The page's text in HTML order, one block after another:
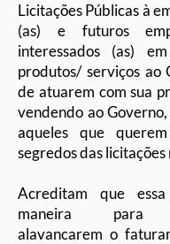
Licitações Públicas à
(as) e futuros
interessados (as)
produtos/ serviços ao
de atuarem com sua
vendendo ao
aqueles que
segredos das licitações
Acreditam que
maneira para
alavancarem o